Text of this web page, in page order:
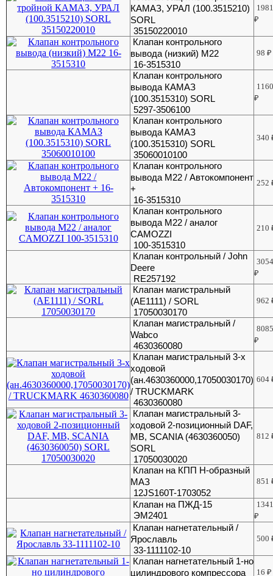
КАМАЗ, УРАЛ (100.3515210)
SORL
35150220010
₽
Клапан контрольного
вывода (низкий) М22
16-3515310
98₽
Клапан контрольного
вывода КАМАЗ
(100.3515310) SORL
5297-3506100
₽
Клапан контрольного
вывода КАМАЗ
(100.3515310) SORL
35060010100
340
Клапан контрольного
вывода М22 / Автокомпонент
+
16-3515310
252
Клапан контрольного
вывода М22 / аналог
CAMOZZI
100-3515310
210
Клапан контрольный / John
Deere
RE257192
₽
Клапан магистральный
(АЕ1111) / SORL
17050030170
962
Клапан магистральный /
Wabco
4630360080
₽
Клапан магистральный 3-х
ходовой
(ан.4630360000,17050030170)
/ TRUCKMARK
4630360080
604
Клапан магистральный 3-
ходовой 2-позиционный DAF,
MB, SCANIA (4630360050)
SORL
17050030020
812
Клапан на КПП Н-образный
МАЗ
12JS160T-1703052
851
Клапан на ПЖД-15
ЭМ2401
₽
Клапан нагнетательный /
Ярославль
33-1111102-10
500
Клапан нагнетательный 1-но
цилиндрового компрессора
16₽